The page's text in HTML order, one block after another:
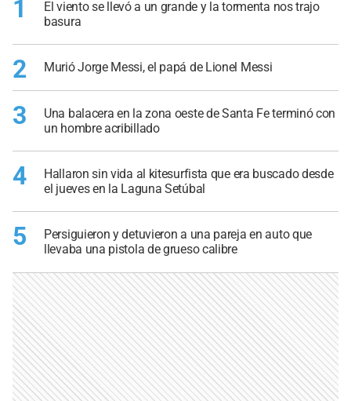
1
El viento se llevó a un grande y la tormenta nos trajo
basura
2 Murió Jorge Messi, el papá de Lionel Messi
3
Una balacera en la zona oeste de Santa Fe terminó con
un hombre acribillado
4
Hallaron sin vida al kitesurfista que era buscado desde
el jueves en la Laguna Setúbal
5
Persiguieron y detuvieron a una pareja en auto que
llevaba una pistola de grueso calibre